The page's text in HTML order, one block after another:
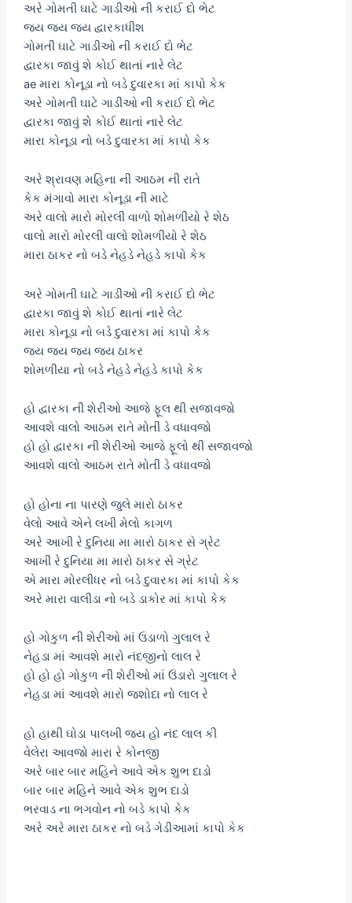
અરે ગોમતી ઘાટે ગાડીઓ ની કરાઈ દો ભેટ
જય જય જય દ્વારકાધીશ
ગોમતી ઘાટે ગાડીઓ ની કરાઈ દો ભેટ
દ્વારકા જાવું શે કોઈ થાતાં નારે લેટ
ae મારા કોનૂડા નો બડે દુવારકા માં કાપો કેક
અરે ગોમતી ઘાટે ગાડીઓ ની કરાઈ દો ભેટ
દ્વારકા જાવું શે કોઈ થાતાં નારે લેટ
મારા કોનૂડા નો બડે દુવારકા માં કાપો કેક
અરે શ્રાવણ મહિના ની આઠમ ની રાતે
કેક મંગાવો મારા કોનૂડા ની માટે
અરે વાલો મારો મોરલી વાળો શોમળીયો રે શેઠ
વાલો મારો મોરલી વાલો શોમળીયો રે શેઠ
મારા ઠાકર નો બડે નેહડે નેહડે કાપો કેક
અરે ગોમતી ઘાટે ગાડીઓ ની કરાઈ દો ભેટ
દ્વારકા જાવું શે કોઈ થાતાં નારે લેટ
મારા કોનૂડા નો બડે દુવારકા માં કાપો કેક
જય જય જય જય ઠાકર
શોમળીયા નો બડે નેહડે નેહડે કાપો કેક
હો દ્વારકા ની શેરીઓ આજે ફૂલ થી સજાવજો
આવશે વાલો આઠમ રાતે મોતી ડે વધાવજો
હો હો દ્વારકા ની શેરીઓ આજે ફૂલો થી સજાવજો
આવશે વાલો આઠમ રાતે મોતી ડે વધાવજો
હો હોના ના પારણે જુલે મારો ઠાકર
વેલો આવે એને લખી મેલો કાગળ
અરે આખી રે દુનિયા મા મારો ઠાકર સે ગ્રેટ
આખી રે દુનિયા મા મારો ઠાકર સે ગ્રેટ
એ મારા મોરલીધર નો બડે દુવારકા માં કાપો કેક
અરે મારા વાલીડા નો બડે ડાકોર માં કાપો કેક
હો ગોકુળ ની શેરીઓ માં ઉડાળો ગુલાલ રે
નેહડા માં આવશે મારો નંદજીનો લાલ રે
હો હો હો ગોકુળ ની શેરીઓ માં ઉંડારો ગુલાલ રે
નેહડા માં આવશે મારો જશોદા નો લાલ રે
હો હાથી ઘોડા પાલખી જય હો નંદ લાલ કી
વેલેરા આવજો મારા રે કોનજી
અરે બાર બાર મહિને આવે એક શુભ દાડો
બાર બાર મહિને આવે એક શુભ દાડો
ભરવાડ ના ભગવોન નો બડે કાપો કેક
અરે અરે મારા ઠાકર નો બડે ગેડીઆમાં કાપો કેક